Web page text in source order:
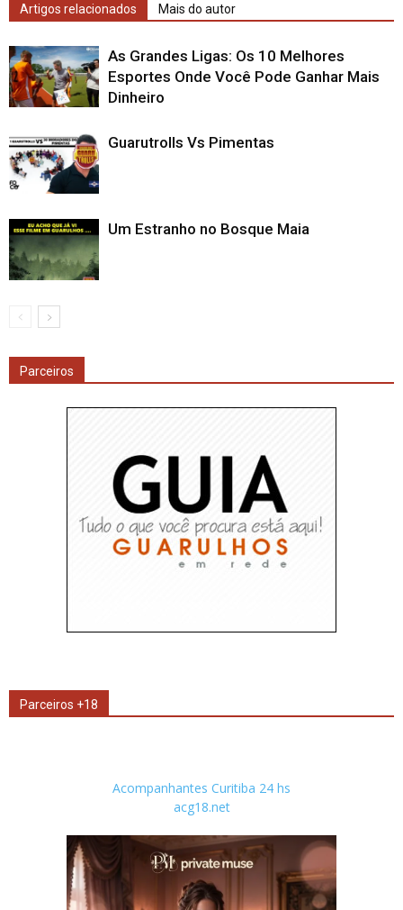
Artigos relacionados Mais do autor
As Grandes Ligas: Os 10 Melhores
Esportes Onde Você Pode Ganhar Mais
Dinheiro
Guarutrolls Vs Pimentas
Um Estranho no Bosque Maia
Parceiros
Parceiros +18
Acompanhantes Curitiba 24 hs
acg18.net